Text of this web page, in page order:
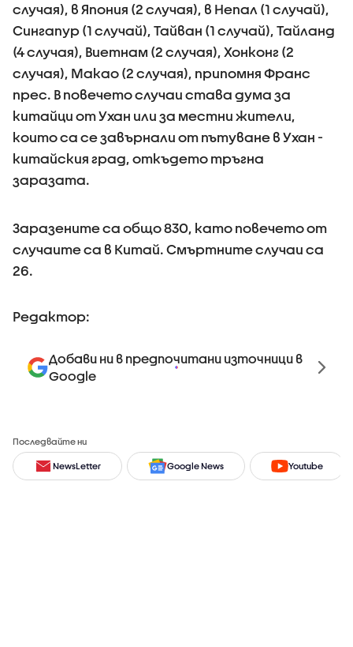
случая), в Япония (2 случая), в Непал (1 случай),
Сингапур (1 случай), Тайван (1 случай), Тайланд
(4 случая), Виетнам (2 случая), Хонконг (2
случая), Макао (2 случая), припомня Франс
прес. В повечето случаи става дума за
китайци от Ухан или за местни жители,
които са се завърнали от пътуване в Ухан -
китайския град, откъдето тръгна
заразата.
Заразените са общо 830, като повечето от
случаите са в Китай. Смъртните случаи са
26.
Редактор:
Добави ни в предпочитани източници в
Google
Последвайте ни
NewsLetter Google News Youtube